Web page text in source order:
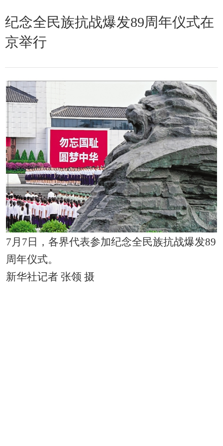
纪念全民族抗战爆发89周年仪式在
京举行
7月7日，各界代表参加纪念全民族抗战爆发89
周年仪式。
新华社记者 张领 摄